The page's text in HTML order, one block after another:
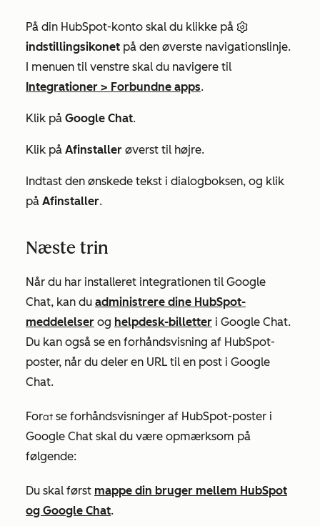
På din HubSpot-konto skal du klikke på
indstillingsikonet på den øverste navigationslinje.
I menuen til venstre skal du navigere til
Integrationer > Forbundne apps.
Klik på Google Chat.
Klik på Afinstaller øverst til højre.
Indtast den ønskede tekst i dialogboksen, og klik
på Afinstaller.
Næste trin
Når du har installeret integrationen til Google
Chat, kan du administrere dine HubSpot-
meddelelser og helpdesk-billetter i Google Chat.
Du kan også se en forhåndsvisning af HubSpot-
poster, når du deler en URL til en post i Google
Chat.
Forat se forhåndsvisninger af HubSpot-poster i
Google Chat skal du være opmærksom på
følgende:
Du skal først mappe din bruger mellem HubSpot
og Google Chat.